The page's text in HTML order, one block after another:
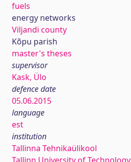
fuels
energy networks
Viljandi county
Kõpu parish
master's theses
supervisor
Kask, Ülo
defence date
05.06.2015
language
est
institution
Tallinna Tehnikaülikool